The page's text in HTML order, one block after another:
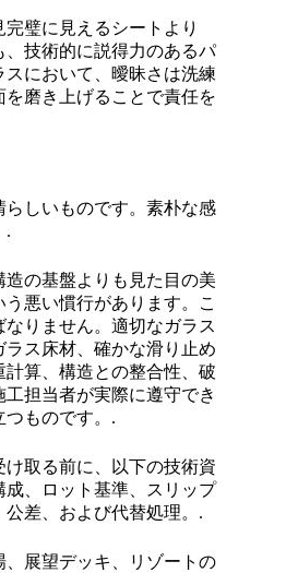
璧に見えるシートより
、技術的に説得力のあるパ
において、曖昧さは洗練
磨き上げることで責任を
しいものです。素朴な感
.
の基盤よりも見た目の美
悪い慣行があります。こ
りません。適切なガラス
ス床材、確かな滑り止め
算、構造との整合性、破
担当者が実際に遵守でき
つものです。.
取る前に、以下の技術資
、ロット基準、スリップ
差、および代替処理。.
展望デッキ、リゾートの